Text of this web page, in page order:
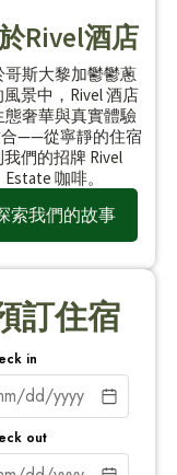
Rivel酒店
哥斯大黎加鬱鬱蔥
景中，Rivel 酒店
態奢華與真實體驗
——從寧靜的住宿
我們的招牌 Rivel
Estate 咖啡。
索我們的故事
訂住宿
in
out